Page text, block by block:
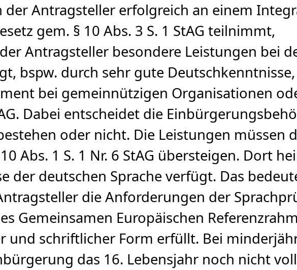
der Antragsteller erfolgreich an einem
gem. § 10 Abs. 3 S. 1 StAG teilnimmt,
Antragsteller besondere Leistungen bei
bspw. durch sehr gute Deutschkenntnisse,
bei gemeinnützigen Organisationen
Dabei entscheidet die
oder nicht. Die Leistungen müssen
Abs. 1 S. 1 Nr. 6 StAG übersteigen. Dort
der deutschen Sprache verfügt. Das
die Anforderungen der
Gemeinsamen Europäischen
und schriftlicher Form erfüllt. Bei
das 16. Lebensjahr noch nicht